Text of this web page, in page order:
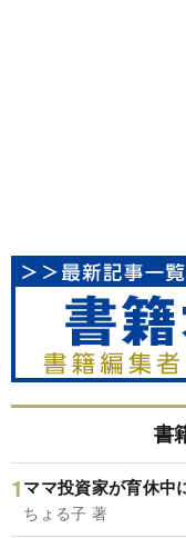
書
ママ投資家が育休中
ちょる子 著